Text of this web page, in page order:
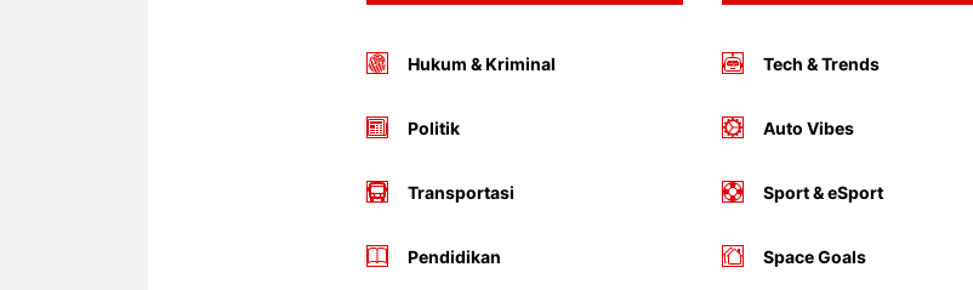
Hukum & Kriminal
Politik
Transportasi
Pendidikan
Tech & Trends
Auto Vibes
Sport & eSport
Space Goals